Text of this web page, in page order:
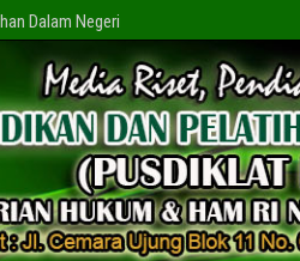
Dalam Negeri